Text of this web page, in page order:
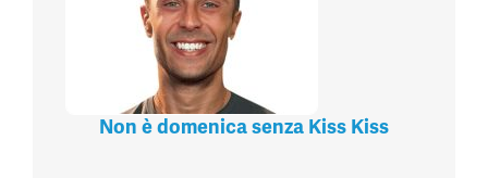
Non è domenica senza Kiss Kiss